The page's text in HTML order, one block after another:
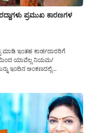
ಪ್ರಮುಖ ಕಾರಣಗಳ
ಮಾಡಿ ಇಂತಹ ಕಾರ್ಡದಾರರಿಗೆ
ಯಾವೆಲ್ಲ ನಿಯಮ/
ಇಂದಿನ ಅಂಕಣದಲ್ಲಿ